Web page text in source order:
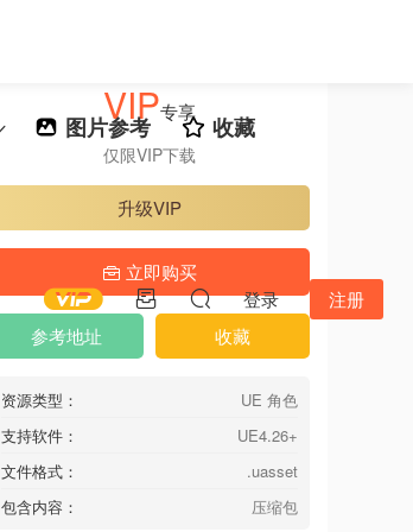
图片参考 收藏
登录 注册
VIP专享
仅限VIP下载
升级VIP
立即购买
参考地址 收藏
资源类型：
UE 角色
支持软件：
UE4.26+
文件格式：
.uasset
包含内容：
压缩包